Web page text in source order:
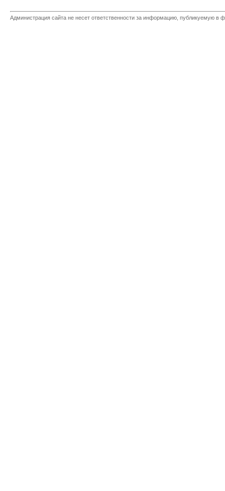
Администрация сайта не несет ответственности за информацию, публикуемую